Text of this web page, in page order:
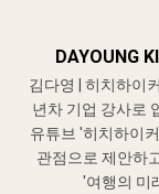
DAYOUNG
김다영 | 히치하이
년차 기업 강사로
유튜브 '히치하이
관점으로 제안하
'여행의 미